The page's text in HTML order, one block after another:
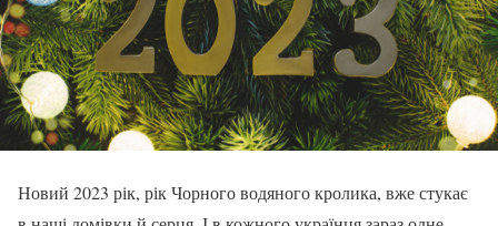
Новий 2023 рік, рік Чорного водяного кролика, вже стукає